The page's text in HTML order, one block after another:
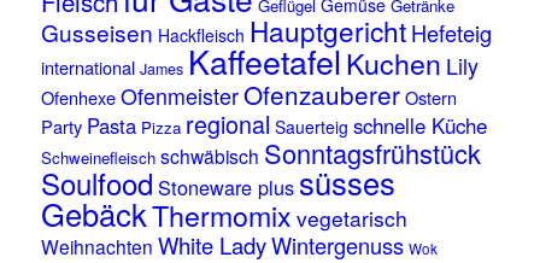
Geflügel Gemüse Getränke
Gusseisen Hackfleisch Hauptgericht Hefeteig
international James Kaffeetafel Kuchen Lily
Ofenhexe OfenmeisterOfenzauberer Ostern
Party Pasta Pizza regional Sauerteig schnelle Küche
Schweinefleisch schwäbisch Sonntagsfrühstück
Soulfood Stoneware plus süsses
GebäckThermomix vegetarisch
Weihnachten White LadyWintergenuss Wok